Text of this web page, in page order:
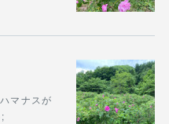
マナスが